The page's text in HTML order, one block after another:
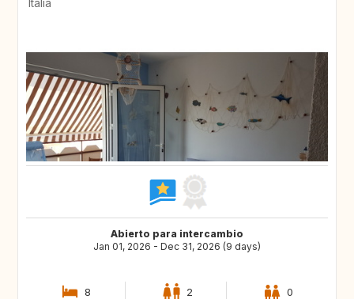
Italia
Abierto para intercambio
Jan 01, 2026 - Dec 31, 2026 (9 days)
8 2 0